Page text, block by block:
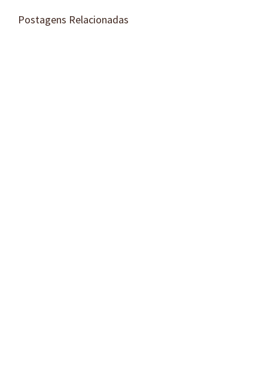
Postagens Relacionadas